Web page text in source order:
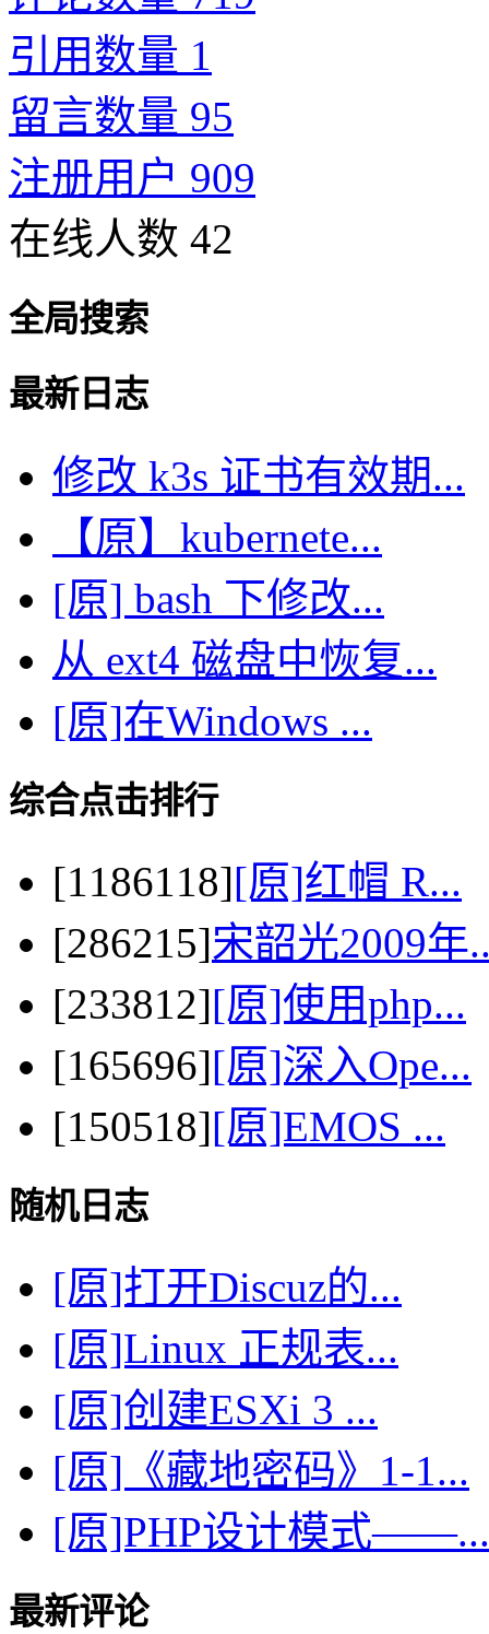
引用数量 1
留言数量 95
注册用户 909
在线人数 42
全局搜索
最新日志
修改 k3s 证书有效期...
【原】kubernete...
[原] bash 下修改...
从 ext4 磁盘中恢复...
[原]在Windows ...
综合点击排行
[1186118][原]红帽 R...
[286215]宋韶光2009年
[233812][原]使用php...
[165696][原]深入Ope...
[150518][原]EMOS ...
随机日志
[原]打开Discuz的...
[原]Linux 正规表...
[原]创建ESXi 3 ...
[原]《藏地密码》1-1...
[原]PHP设计模式——...
最新评论